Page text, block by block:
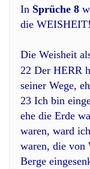
In Sprüche 8
die WEISHEIT!
Die Weisheit
22 Der HERR
seiner Wege,
23 Ich bin
ehe die Erde
waren, ward
waren, die von
Berge